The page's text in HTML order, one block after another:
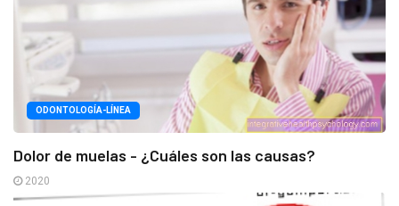
ODONTOLOGÍA-LÍNEA
Dolor de muelas - ¿Cuáles son las causas?
2020